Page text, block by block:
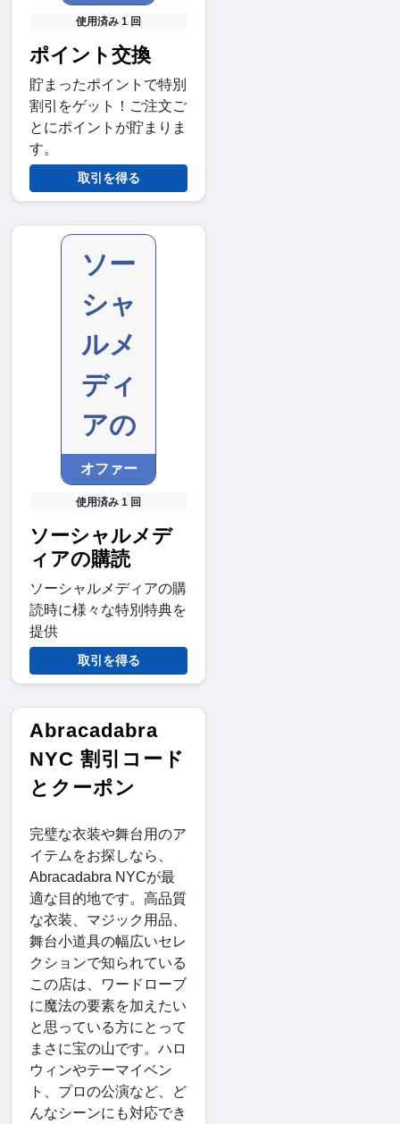
使用済み 1 回
ポイント交換
貯まったポイントで特別
割引をゲット！ご注文ご
とにポイントが貯まりま
す。
取引を得る
ソー
シャ
ルメ
ディ
アの
オファー
使用済み 1 回
ソーシャルメデ
ィアの購読
ソーシャルメディアの購
読時に様々な特別特典を
提供
取引を得る
Abracadabra
NYC 割引コード
とクーポン
完璧な衣装や舞台用のア
イテムをお探しなら、
Abracadabra NYCが最
適な目的地です。高品質
な衣装、マジック用品、
舞台小道具の幅広いセレ
クションで知られている
この店は、ワードローブ
に魔法の要素を加えたい
と思っている方にとって
まさに宝の山です。ハロ
ウィンやテーマイベン
ト、プロの公演など、ど
んなシーンにも対応でき